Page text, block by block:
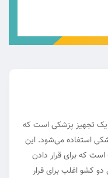
یک تجهیز پزشکی است که
استفاده می‌شود. این
است که برای قرار دادن
کشو اغلب برای قرار